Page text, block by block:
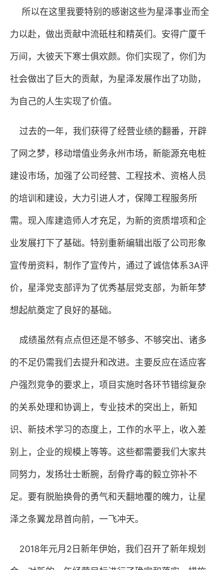
所以在这里我要特别的感谢这些为星泽事业而全
力以赴，做出贡献中流砥柱和精英们。安得广厦千
万间，大彼天下寒士俱欢颜。你们实现了，你们为
社会做出了巨大的贡献，为星泽发展作出了功勋，
为自己的人生实现了价值。
过去的一年，我们获得了经营业绩的翻番，开辟
了网之梦，移动增值业务永州市场，新能源充电桩
建设市场，加强了公司经营、工程技术、资格人员
的培训和建设，大力引进人才，保障工程服务所
需。现入库建造师人才充足，为新的资质增项和企
业发展打下了基础。特别重新编辑出版了公司形象
宣传册资料，制作了宣传片，通过了诚信体系3A评
价，星泽党支部评为了优秀基层党支部，为新年梦
想起航奠定了良好的基础。
成绩虽然有点点但还是不够多、不够突出、诸多
的不足仍需我们去提升和改进。主要反应在适应客
户强烈竞争的要求上，项目实施时各环节错综复杂
的关系处理和协调上，专业技术的突出上，新知
识、新技术学习的态度上，工作的水平上，收入差
别上，企业的规模上等等。这些都需要我们大家共
同努力，发扬壮士断腕，刮骨疗毒的毅立弥补不
足。要有脱胎换骨的勇气和天翻地覆的魄力，让星
泽之条翼龙昂首向前，一飞冲天。
2018年元月 2 日新年伊始，我们召开了新年规划